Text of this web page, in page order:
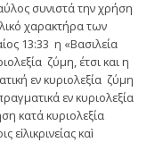
συνιστά την χρήση
χαρακτήρα των
13:33 η «Βασιλεία
ζύμη, έτσι και η
εν κυριολεξία ζύμη
εν κυριολεξία
κατά κυριολεξία
καὶ